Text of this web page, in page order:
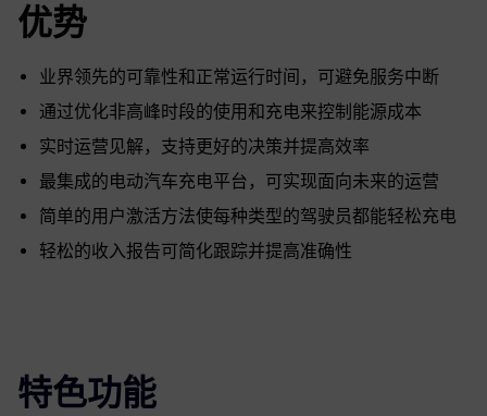
优势
业界领先的可靠性和正常运行时间，可避免服务中断
通过优化非高峰时段的使用和充电来控制能源成本
实时运营见解，支持更好的决策并提高效率
最集成的电动汽车充电平台，可实现面向未来的运营
简单的用户激活方法使每种类型的驾驶员都能轻松充电
轻松的收入报告可简化跟踪并提高准确性
特色功能